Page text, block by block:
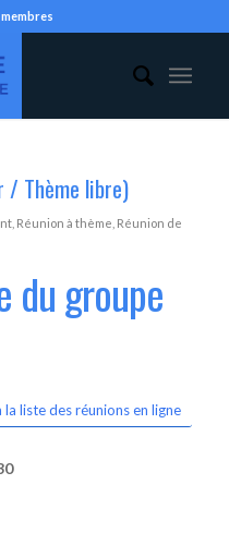
/ Thème libre)
, Réunion à thème Réunion de
du groupe
la liste des réunions en ligne